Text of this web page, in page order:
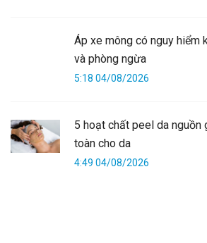
Áp xe mông có nguy hiểm
và phòng ngừa
5:18 04/08/2026
5 hoạt chất peel da nguồn
toàn cho da
4:49 04/08/2026